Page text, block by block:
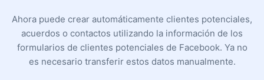
Ahora puede crear automáticamente clientes potenciales,
acuerdos o contactos utilizando la información de los
formularios de clientes potenciales de Facebook. Ya no
es necesario transferir estos datos manualmente.